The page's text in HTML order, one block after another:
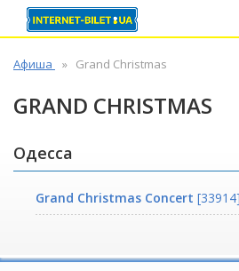
Афиша Grand Christmas
GRAND CHRISTMAS
Одесса
Grand Christmas Concert